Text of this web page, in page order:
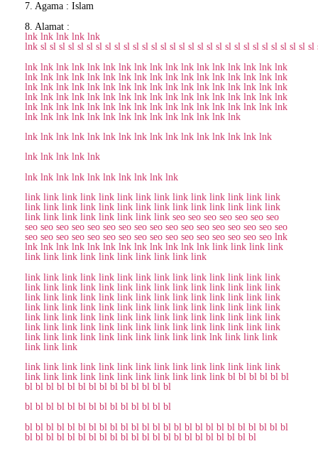
7. Agama : Islam
8. Alamat :
lnk lnk lnk lnk lnk
lnk sl sl sl sl sl sl sl sl sl sl sl sl sl sl sl sl sl sl sl sl sl sl sl sl sl sl sl sl sl sl
lnk lnk lnk lnk lnk lnk lnk lnk lnk lnk lnk lnk lnk lnk lnk lnk lnk
lnk lnk lnk lnk lnk lnk lnk lnk lnk lnk lnk lnk lnk lnk lnk lnk lnk
lnk lnk lnk lnk lnk lnk lnk lnk lnk lnk lnk lnk lnk lnk lnk lnk lnk
lnk lnk lnk lnk lnk lnk lnk lnk lnk lnk lnk lnk lnk lnk lnk lnk lnk
lnk lnk lnk lnk lnk lnk lnk lnk lnk lnk lnk lnk lnk lnk lnk lnk lnk
lnk lnk lnk lnk lnk lnk lnk lnk lnk lnk lnk lnk lnk lnk
lnk lnk lnk lnk lnk lnk lnk lnk lnk lnk lnk lnk lnk lnk lnk lnk
lnk lnk lnk lnk lnk
lnk lnk lnk lnk lnk lnk lnk lnk lnk lnk
link link link link link link link link link link link link link link
link link link link link link link link link link link link link link
link link link link link link link link seo seo seo seo seo seo seo
seo seo seo seo seo seo seo seo seo seo seo seo seo seo seo seo seo
seo seo seo seo seo seo seo seo seo seo seo seo seo seo seo seo lnk
lnk lnk lnk lnk lnk lnk lnk lnk lnk lnk lnk lnk link link link link
link link link link link link link link link link
link link link link link link link link link link link link link link
link link link link link link link link link link link link link link
link link link link link link link link link link link link link link
link link link link link link link link link link link link link link
link link link link link link link link link link link link link link
link link link link link link link link link link link link link link
link link link link link link link link link link lnk link link link
link link link
link link link link link link link link link link link link link link
link link link link link link link link link link link bl bl bl bl bl bl
bl bl bl bl bl bl bl bl bl bl bl bl bl bl
bl bl bl bl bl bl bl bl bl bl bl bl bl bl
bl bl bl bl bl bl bl bl bl bl bl bl bl bl bl bl bl bl bl bl bl bl bl bl bl
bl bl bl bl bl bl bl bl bl bl bl bl bl bl bl bl bl bl bl bl bl bl